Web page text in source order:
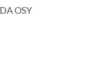
OSY